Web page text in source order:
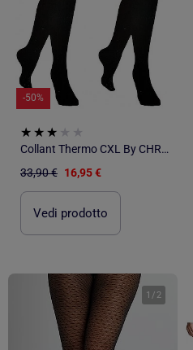
-50%
Collant Thermo CXL By CHRISTIAN LACROIX - Confezione da 2
33,90 € 16,95 €
Vedi prodotto
1 / 2